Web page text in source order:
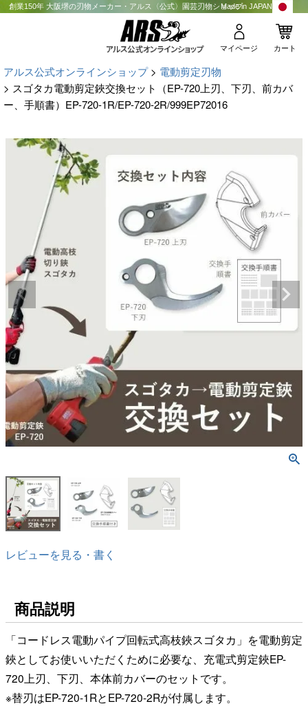
創業150年 大阪堺の刃物メーカー・アルス〈公式〉園芸刃物ショップMade in JAPAN
マイページ カート
アルス公式オンラインショップ
電動剪定刃物
スゴタカ電動剪定鋏交換セット（EP-720上刃、下刃、前カバ
ー、手順書）EP-720-1R/EP-720-2R/999EP72016
レビューを見る・書く
商品説明
「コードレス電動パイプ回転式高枝鋏スゴタカ」を電動剪定
鋏としてお使いいただくために必要な、充電式剪定鋏EP-
720上刃、下刃、本体前カバーのセットです。
※替刃はEP-720-1RとEP-720-2Rが付属します。